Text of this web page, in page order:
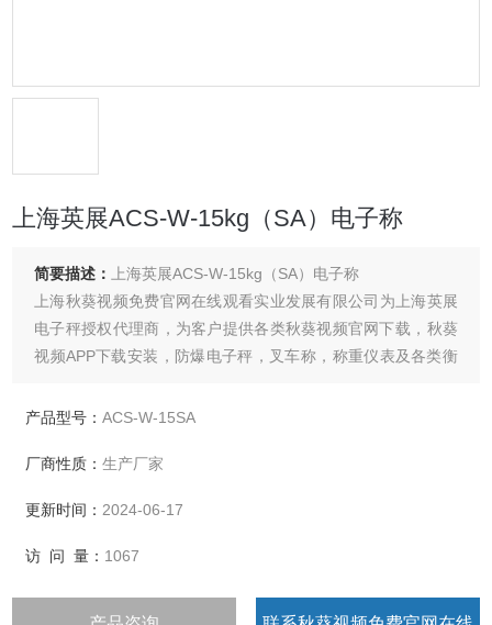
上海英展ACS-W-15kg（SA）电子称
简要描述：
上海英展ACS-W-15kg（SA）电子称
上海秋葵视频免费官网在线观看实业发展有限公司为上海英展
电子秤授权代理商，为客户提供各类秋葵视频官网下载，秋葵
视频APP下载安装，防爆电子秤，叉车称，称重仪表及各类衡
产品型号：ACS-W-15SA
厂商性质：生产厂家
更新时间： 2024-06-17
访 问 量： 1067